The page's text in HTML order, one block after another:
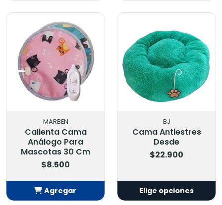
MARBEN
Calienta Cama
Análogo Para
Mascotas 30 Cm
$8.500
Agregar
BJ
Cama Antiestres
Desde
$22.900
Elige opciones